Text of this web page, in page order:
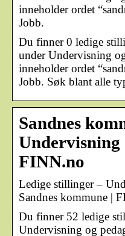
inneholder ordet
Jobb.
Du finner 0 ledige
under Undervisning
inneholder ordet
Jobb. Søk blant alle
Sandnes
Undervisning
FINN.no
Ledige stillinger –
Sandnes kommune |
Du finner 52 ledige
Undervisning og